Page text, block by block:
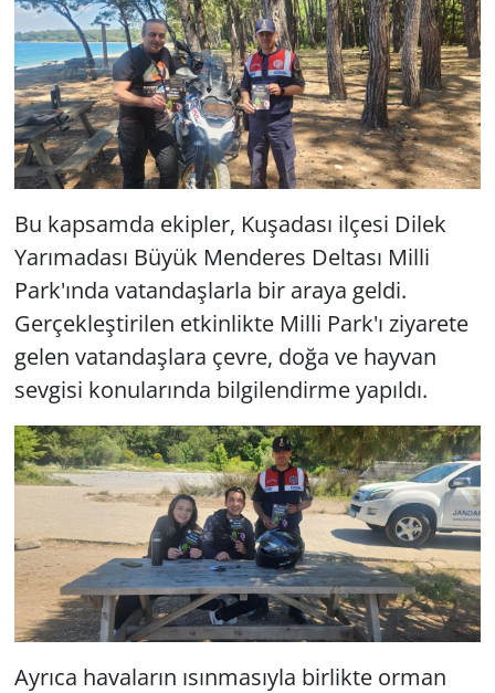
Bu kapsamda ekipler, Kuşadası ilçesi Dilek
Yarımadası Büyük Menderes Deltası Milli
Park'ında vatandaşlarla bir araya geldi.
Gerçekleştirilen etkinlikte Milli Park'ı ziyarete
gelen vatandaşlara çevre, doğa ve hayvan
sevgisi konularında bilgilendirme yapıldı.
Ayrıca havaların ısınmasıyla birlikte orman